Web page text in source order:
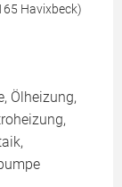
Havixbeck)
Ölheizung,